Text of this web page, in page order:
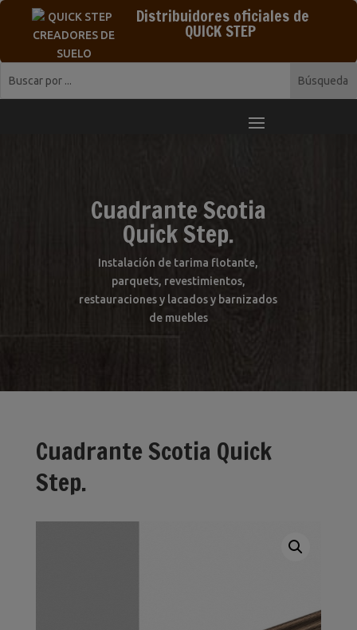
Distribuidores oficiales de
QUICK STEP
Cuadrante Scotia
Quick Step.
Instalación de tarima flotante,
parquets, revestimientos,
restauraciones y lacados y barnizados
de muebles
Cuadrante Scotia Quick
Step.